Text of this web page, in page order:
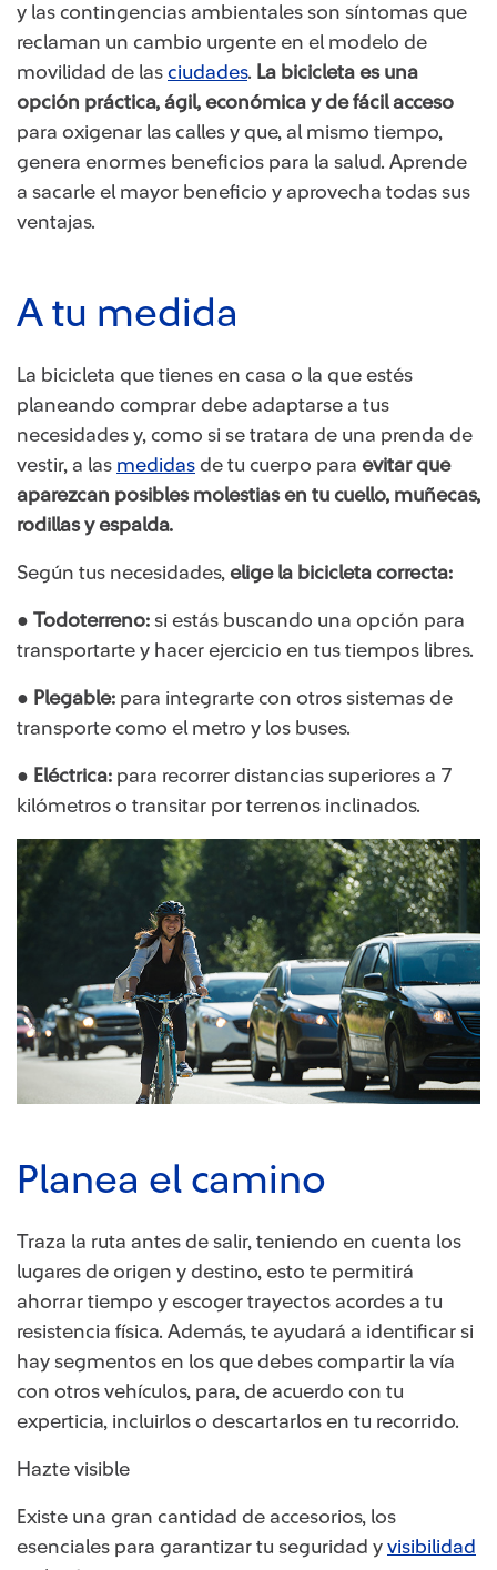
y las contingencias ambientales son síntomas que
reclaman un cambio urgente en el modelo de
movilidad de las ciudades. La bicicleta es una
opción práctica, ágil, económica y de fácil acceso
para oxigenar las calles y que, al mismo tiempo,
genera enormes beneficios para la salud. Aprende
a sacarle el mayor beneficio y aprovecha todas sus
ventajas.
A tu medida
La bicicleta que tienes en casa o la que estés
planeando comprar debe adaptarse a tus
necesidades y, como si se tratara de una prenda de
vestir, a las medidas de tu cuerpo para evitar que
aparezcan posibles molestias en tu cuello, muñecas,
rodillas y espalda.
Según tus necesidades, elige la bicicleta correcta:
● Todoterreno: si estás buscando una opción para
transportarte y hacer ejercicio en tus tiempos libres.
● Plegable: para integrarte con otros sistemas de
transporte como el metro y los buses.
● Eléctrica: para recorrer distancias superiores a 7
kilómetros o transitar por terrenos inclinados.
Planea el camino
Traza la ruta antes de salir, teniendo en cuenta los
lugares de origen y destino, esto te permitirá
ahorrar tiempo y escoger trayectos acordes a tu
resistencia física. Además, te ayudará a identificar si
hay segmentos en los que debes compartir la vía
con otros vehículos, para, de acuerdo con tu
experticia, incluirlos o descartarlos en tu recorrido.
Hazte visible
Existe una gran cantidad de accesorios, los
esenciales para garantizar tu seguridad y visibilidad